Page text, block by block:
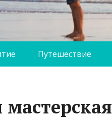
Путешествие